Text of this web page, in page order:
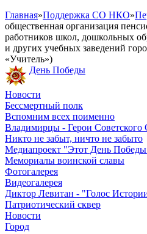
Главная»Поддержка СО НКО»
общественная организация
работников школ, дошкольных
и других учебных заведений
«Учитель»)
День Победы
Новости
Бессмертный полк
Вспомним всех поименно
Владимирцы - Герои Советского
Никто не забыт, ничто не забыто
Медиапроект "Этот День
Мемориалы воинской славы
Фотогалерея
Видеогалерея
Диктор Левитан - "Голос
Патриотический сквер
Новости
Город